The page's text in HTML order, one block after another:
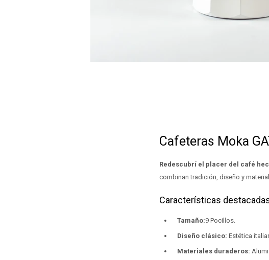
Cafeteras Moka
Redescubrí el placer del café
combinan tradición, diseño y
Características
Tamaño:9 Pocillos.
Diseño clásico: Estética
Materiales duraderos: